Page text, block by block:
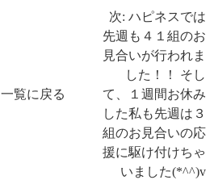
一覧に戻る
次: ハピネスでは
先週も４１組のお
見合いが行われま
した！！ そし
て、１週間お休み
した私も先週は３
組のお見合いの応
援に駆け付けちゃ
いました(*^^)v